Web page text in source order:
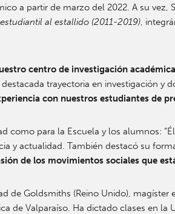
a partir de marzo del 2022. A su vez,
al estallido (2011-2019),
centro de investigación académica
trayectoria en investigación y
con nuestros estudiantes de
como para la Escuela y los alumnos:
y actualidad. También destacó su
de los movimientos sociales que
de Goldsmiths (Reino Unido),
de Valparaíso. Ha dictado clases en